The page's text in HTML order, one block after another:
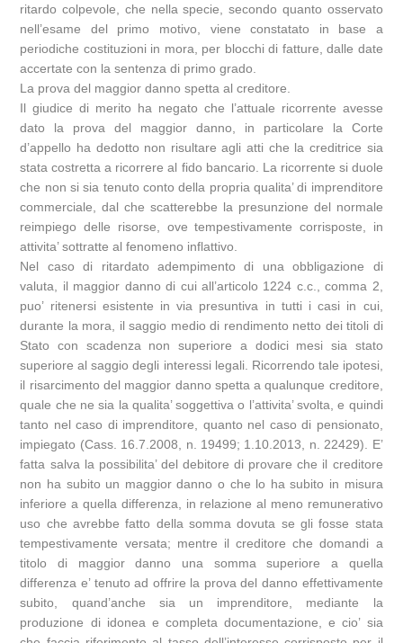
ritardo colpevole, che nella specie, secondo quanto osservato
nell’esame del primo motivo, viene constatato in base a
periodiche costituzioni in mora, per blocchi di fatture, dalle date
accertate con la sentenza di primo grado.
La prova del maggior danno spetta al creditore.
Il giudice di merito ha negato che l’attuale ricorrente avesse
dato la prova del maggior danno, in particolare la Corte
d’appello ha dedotto non risultare agli atti che la creditrice sia
stata costretta a ricorrere al fido bancario. La ricorrente si duole
che non si sia tenuto conto della propria qualita’ di imprenditore
commerciale, dal che scatterebbe la presunzione del normale
reimpiego delle risorse, ove tempestivamente corrisposte, in
attivita’ sottratte al fenomeno inflattivo.
Nel caso di ritardato adempimento di una obbligazione di
valuta, il maggior danno di cui all’articolo 1224 c.c., comma 2,
puo’ ritenersi esistente in via presuntiva in tutti i casi in cui,
durante la mora, il saggio medio di rendimento netto dei titoli di
Stato con scadenza non superiore a dodici mesi sia stato
superiore al saggio degli interessi legali. Ricorrendo tale ipotesi,
il risarcimento del maggior danno spetta a qualunque creditore,
quale che ne sia la qualita’ soggettiva o l’attivita’ svolta, e quindi
tanto nel caso di imprenditore, quanto nel caso di pensionato,
impiegato (Cass. 16.7.2008, n. 19499; 1.10.2013, n. 22429). E’
fatta salva la possibilita’ del debitore di provare che il creditore
non ha subito un maggior danno o che lo ha subito in misura
inferiore a quella differenza, in relazione al meno remunerativo
uso che avrebbe fatto della somma dovuta se gli fosse stata
tempestivamente versata; mentre il creditore che domandi a
titolo di maggior danno una somma superiore a quella
differenza e’ tenuto ad offrire la prova del danno effettivamente
subito, quand’anche sia un imprenditore, mediante la
produzione di idonea e completa documentazione, e cio’ sia